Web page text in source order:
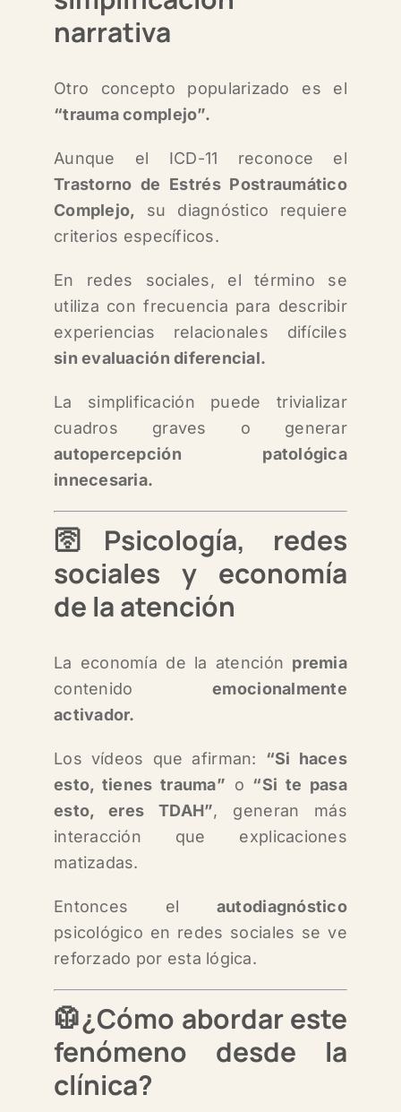
narrativa
Otro concepto popularizado es el
“trauma complejo”.
Aunque el ICD-11 reconoce el
Trastorno de Estrés Postraumático
Complejo, su diagnóstico requiere
criterios específicos.
En redes sociales, el término se
utiliza con frecuencia para describir
experiencias relacionales difíciles
sin evaluación diferencial.
La simplificación puede trivializar
cuadros graves o generar
autopercepción patológica
innecesaria.
🛜Psicología, redes
sociales y economía
de la atención
La economía de la atención premia
contenidoemocionalmente
activador.
Los vídeos que afirman: “Si haces
esto, tienes trauma” o “Si te pasa
esto, eres TDAH”, generan más
interacción que explicaciones
matizadas.
Entonces el autodiagnóstico
psicológico en redes sociales se ve
reforzado por esta lógica.
🥼¿Cómo abordar este
fenómeno desde la
clínica?